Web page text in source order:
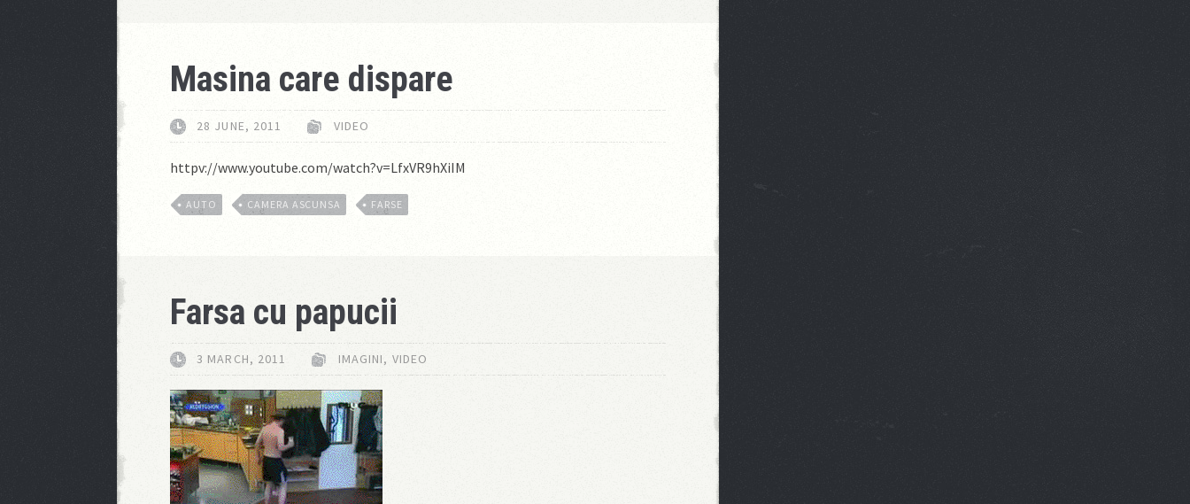
Masina care dispare
28 JUNE, 2011 VIDEO
httpv://www.youtube.com/watch?v=LfxVR9hXiIM
AUTO CAMERA ASCUNSA FARSE
Farsa cu papucii
3 MARCH, 2011 IMAGINI, VIDEO